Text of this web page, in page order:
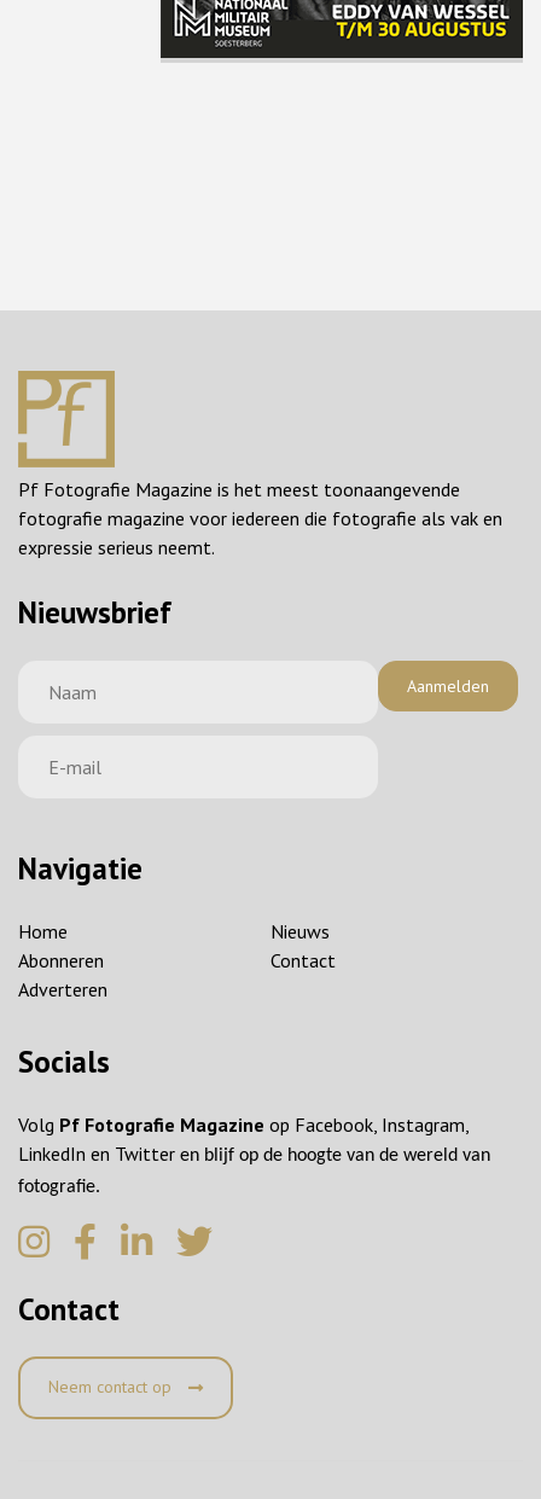
Pf Fotografie Magazine is het meest toonaangevende
fotografie magazine voor iedereen die fotografie als vak en
expressie serieus neemt.
Nieuwsbrief
Aanmelden
Navigatie
Home
Nieuws
Abonneren
Contact
Adverteren
Socials
Volg Pf Fotografie Magazine op Facebook, Instagram,
LinkedIn en Twitter en blijf op de hoogte van de wereld van
fotografie.
Contact
Neem contact op